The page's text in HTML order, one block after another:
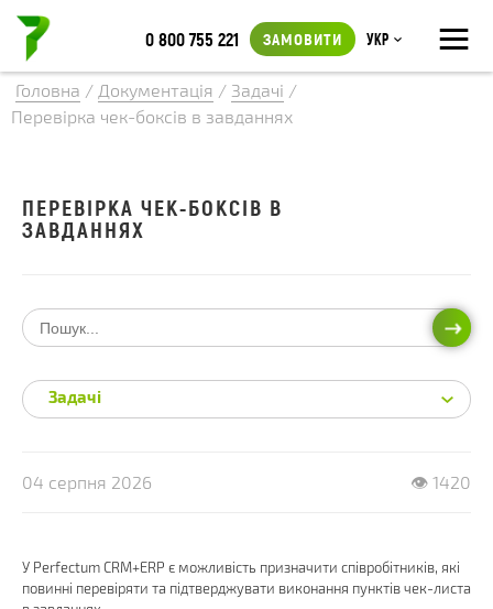
≡
0 800 755 221 ЗАМОВИТИ Укр
Головна / Документація / Задачі /
Перевірка чек-боксів в завданнях
04 серпня 2026 👁 1420
У Perfectum CRM+ERP є можливість призначити співробітників, які
повинні перевіряти та підтверджувати виконання пунктів чек-листа
ПЕРЕВІРКА ЧЕК-БОКСІВ В
ЗАВДАННЯХ
Задачі